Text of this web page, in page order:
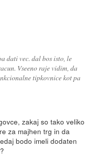
dati vec. dal bos isto, le
Vseeno raje vidim, da
tipkovnice kot pa
zakaj so tako veliko
za majhen trg in da
bodo imeli dodaten